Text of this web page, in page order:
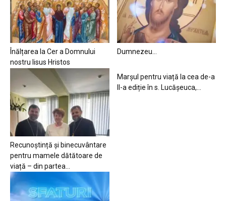
Înălțarea la Cer a Domnului
nostru Iisus Hristos
Dumnezeu…
Recunoștință și binecuvântare
pentru mamele dătătoare de
viață – din partea...
Marșul pentru viață la cea de-a
II-a ediție în s. Lucășeuca,...